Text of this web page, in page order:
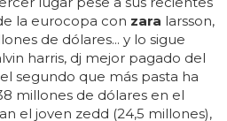
la eurocopa con zara larsson,
de dólares... y lo sigue
harris, dj mejor pagado del
segundo que más pasta ha
millones de dólares en el
el joven zedd (24,5 millones),